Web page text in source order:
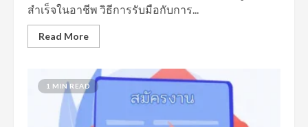
สำเร็จในอาชีพ วิธีการรับมือกับการ...
Read More
1 MIN READ